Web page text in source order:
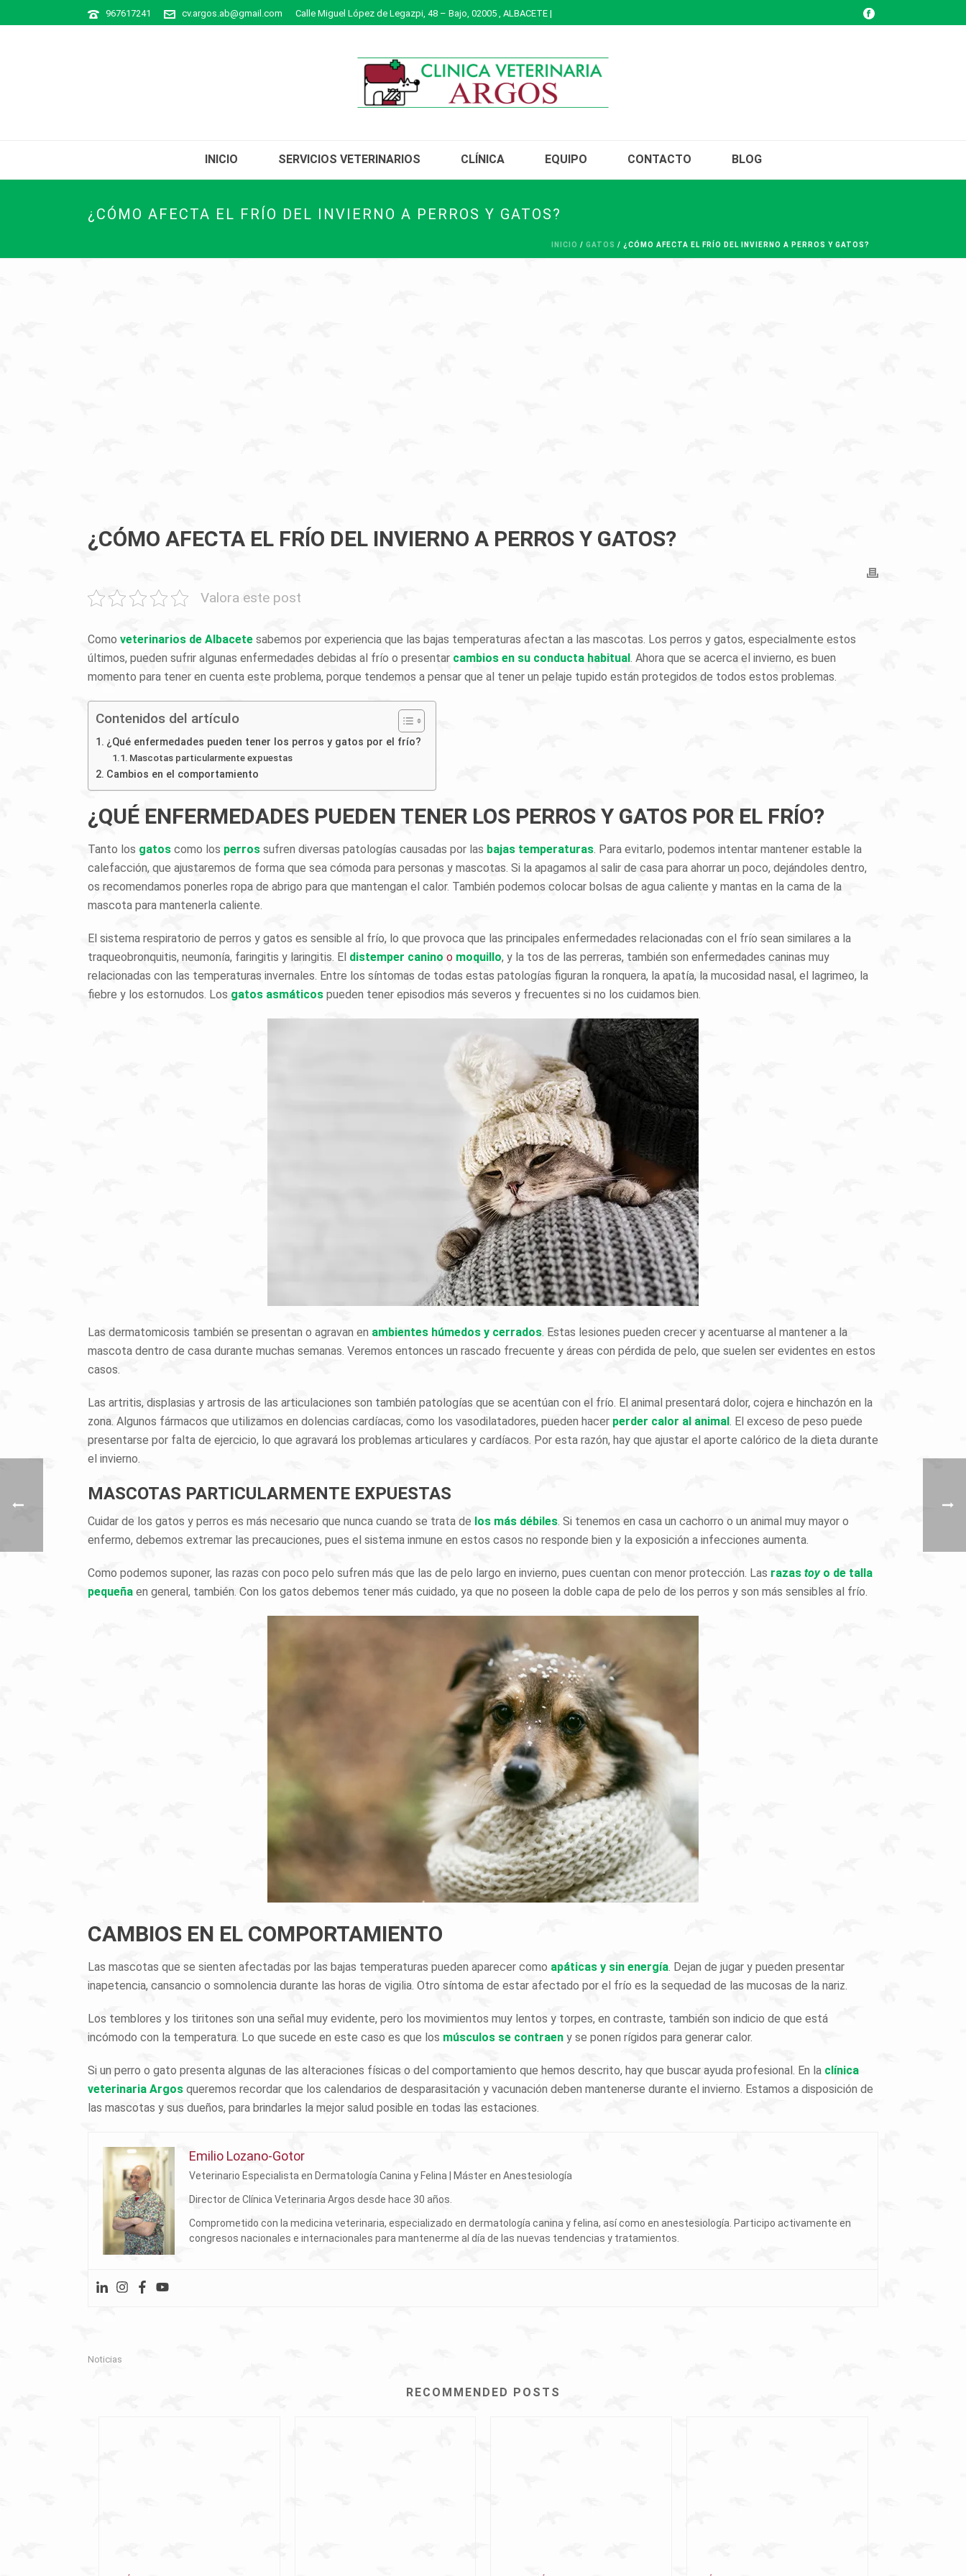
967617241 cv.argos.ab@gmail.com Calle Miguel López de Legazpi, 48 – Bajo, 02005 , ALBACETE |
INICIO SERVICIOS VETERINARIOS CLÍNICA EQUIPO CONTACTO BLOG
¿CÓMO AFECTA EL FRÍO DEL INVIERNO A PERROS Y GATOS?
INICIO / GATOS / ¿CÓMO AFECTA EL FRÍO DEL INVIERNO A PERROS Y GATOS?
¿CÓMO AFECTA EL FRÍO DEL INVIERNO A PERROS Y GATOS?
Valora este post
Como veterinarios de Albacete sabemos por experiencia que las bajas temperaturas afectan a las mascotas. Los perros y gatos, especialmente estos
últimos, pueden sufrir algunas enfermedades debidas al frío o presentar cambios en su conducta habitual. Ahora que se acerca el invierno, es buen
momento para tener en cuenta este problema, porque tendemos a pensar que al tener un pelaje tupido están protegidos de todos estos problemas.
Contenidos del artículo
¿Qué enfermedades pueden tener los perros y gatos por el frío?
Mascotas particularmente expuestas
Cambios en el comportamiento
¿QUÉ ENFERMEDADES PUEDEN TENER LOS PERROS Y GATOS POR EL FRÍO?
Tanto los gatos como los perros sufren diversas patologías causadas por las bajas temperaturas. Para evitarlo, podemos intentar mantener estable la
calefacción, que ajustaremos de forma que sea cómoda para personas y mascotas. Si la apagamos al salir de casa para ahorrar un poco, dejándoles dentro,
os recomendamos ponerles ropa de abrigo para que mantengan el calor. También podemos colocar bolsas de agua caliente y mantas en la cama de la
mascota para mantenerla caliente.
El sistema respiratorio de perros y gatos es sensible al frío, lo que provoca que las principales enfermedades relacionadas con el frío sean similares a la
traqueobronquitis, neumonía, faringitis y laringitis. El distemper canino o moquillo, y la tos de las perreras, también son enfermedades caninas muy
relacionadas con las temperaturas invernales. Entre los síntomas de todas estas patologías figuran la ronquera, la apatía, la mucosidad nasal, el lagrimeo, la
fiebre y los estornudos. Los gatos asmáticos pueden tener episodios más severos y frecuentes si no los cuidamos bien.
Las dermatomicosis también se presentan o agravan en ambientes húmedos y cerrados. Estas lesiones pueden crecer y acentuarse al mantener a la
mascota dentro de casa durante muchas semanas. Veremos entonces un rascado frecuente y áreas con pérdida de pelo, que suelen ser evidentes en estos
casos.
Las artritis, displasias y artrosis de las articulaciones son también patologías que se acentúan con el frío. El animal presentará dolor, cojera e hinchazón en la
zona. Algunos fármacos que utilizamos en dolencias cardíacas, como los vasodilatadores, pueden hacer perder calor al animal. El exceso de peso puede
presentarse por falta de ejercicio, lo que agravará los problemas articulares y cardíacos. Por esta razón, hay que ajustar el aporte calórico de la dieta durante
el invierno.
MASCOTAS PARTICULARMENTE EXPUESTAS
Cuidar de los gatos y perros es más necesario que nunca cuando se trata de los más débiles. Si tenemos en casa un cachorro o un animal muy mayor o
enfermo, debemos extremar las precauciones, pues el sistema inmune en estos casos no responde bien y la exposición a infecciones aumenta.
Como podemos suponer, las razas con poco pelo sufren más que las de pelo largo en invierno, pues cuentan con menor protección. Las razas toyo de talla
pequeña en general, también. Con los gatos debemos tener más cuidado, ya que no poseen la doble capa de pelo de los perros y son más sensibles al frío.
CAMBIOS EN EL COMPORTAMIENTO
Las mascotas que se sienten afectadas por las bajas temperaturas pueden aparecer como apáticas y sin energía. Dejan de jugar y pueden presentar
inapetencia, cansancio o somnolencia durante las horas de vigilia. Otro síntoma de estar afectado por el frío es la sequedad de las mucosas de la nariz.
Los temblores y los tiritones son una señal muy evidente, pero los movimientos muy lentos y torpes, en contraste, también son indicio de que está
incómodo con la temperatura. Lo que sucede en este caso es que los músculos se contraen y se ponen rígidos para generar calor.
Si un perro o gato presenta algunas de las alteraciones físicas o del comportamiento que hemos descrito, hay que buscar ayuda profesional. En la clínica
veterinaria Argos queremos recordar que los calendarios de desparasitación y vacunación deben mantenerse durante el invierno. Estamos a disposición de
las mascotas y sus dueños, para brindarles la mejor salud posible en todas las estaciones.
Emilio Lozano-Gotor
Veterinario Especialista en Dermatología Canina y Felina | Máster en Anestesiología
Director de Clínica Veterinaria Argos desde hace 30 años.
Comprometido con la medicina veterinaria, especializado en dermatología canina y felina, así como en anestesiología. Participo activamente en
congresos nacionales e internacionales para mantenerme al día de las nuevas tendencias y tratamientos.
Noticias
RECOMMENDED POSTS